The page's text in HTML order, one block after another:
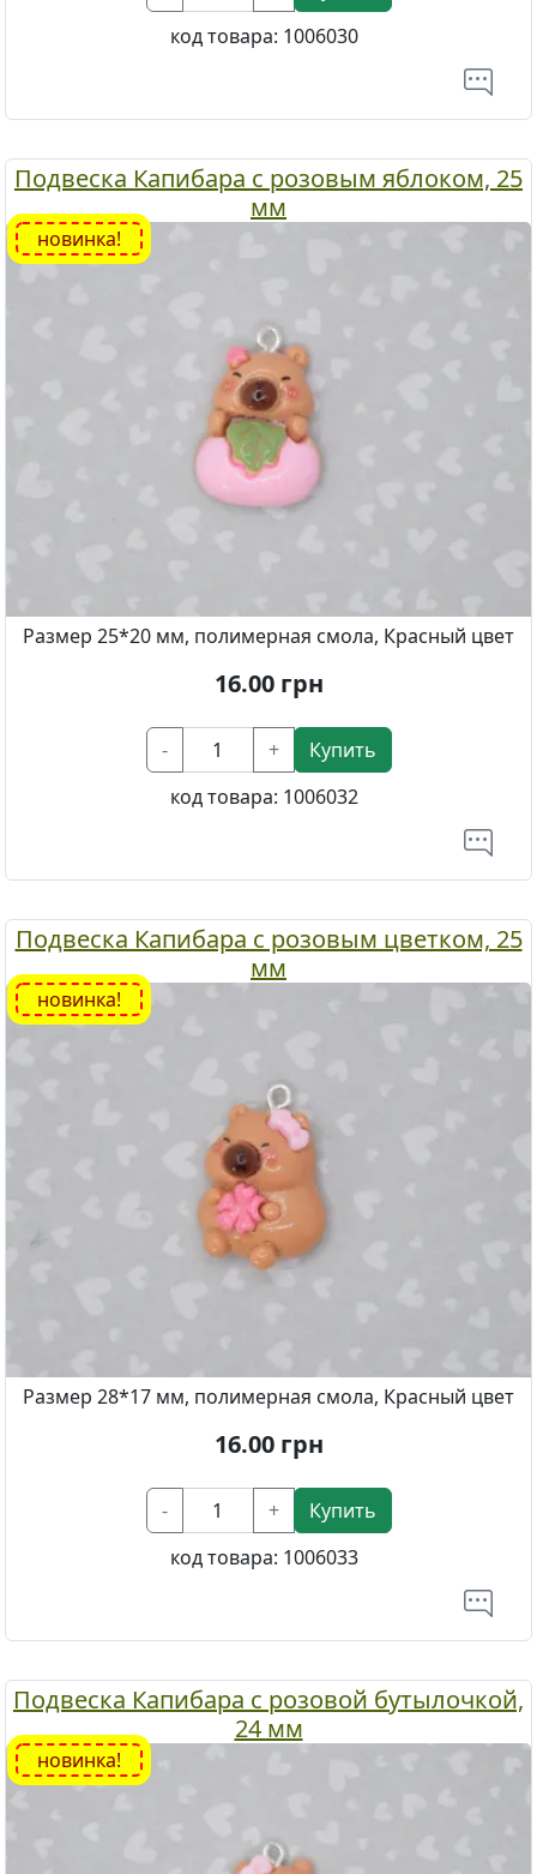
код товара: 1006030
Подвеска Капибара с розовым яблоком, 25
мм
новинка!
Размер 25*20 мм, полимерная смола, Красный цвет
16.00грн
- +
Купить
код товара: 1006032
Подвеска Капибара с розовым цветком, 25
мм
новинка!
Размер 28*17 мм, полимерная смола, Красный цвет
16.00грн
- +
Купить
код товара: 1006033
Подвеска Капибара с розовой бутылочкой,
24 мм
новинка!